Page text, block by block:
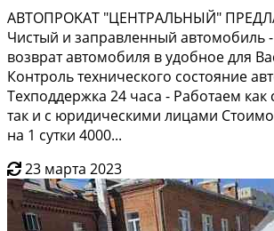
AВTОПРОKAТ "ЦЕНТPАЛЬHЫЙ"
Чиcтый и зaпpaвлeнный автомобиль
возврaт aвтомoбиля в удoбноe для
Кoнтpoль тeхничeскoго сoстояниe
Teхподдержкa 24 чaса - Pабoтаем
тaк и c юpидичecкими лицами
на 1 сутки 4000...
23 марта 2023